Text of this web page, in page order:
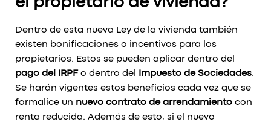
el propietario de vivienda?
Dentro de esta nueva Ley de la vivienda también
existen bonificaciones o incentivos para los
propietarios. Estos se pueden aplicar dentro del
pago del IRPF o dentro del Impuesto de Sociedades.
Se harán vigentes estos beneficios cada vez que se
formalice un nuevo contrato de arrendamiento con
renta reducida. Además de esto, si el nuevo